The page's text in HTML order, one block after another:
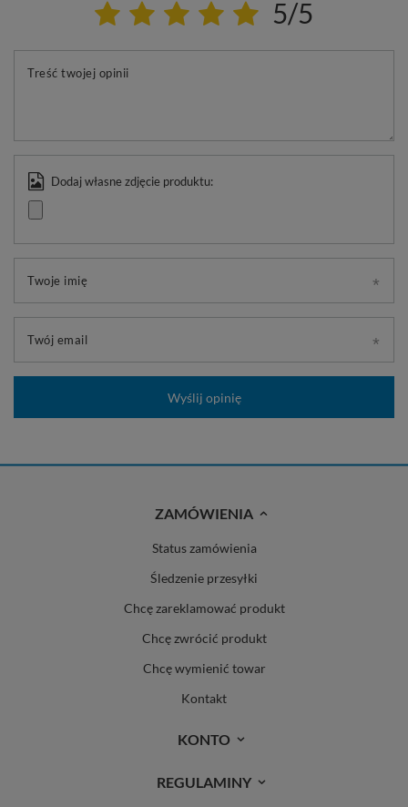
5/5
Treść twojej opinii
Dodaj własne zdjęcie produktu:
Twoje imię
Twój email
Wyślij opinię
ZAMÓWIENIA
Status zamówienia
Śledzenie przesyłki
Chcę zareklamować produkt
Chcę zwrócić produkt
Chcę wymienić towar
Kontakt
KONTO
REGULAMINY